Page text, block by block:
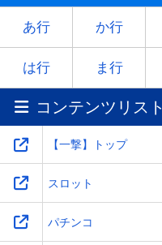
ヤ -
ラ リ
ワ -
あ行 か行
は行 ま行
コンテンツリスト
【一撃】トップ
スロット
パチンコ